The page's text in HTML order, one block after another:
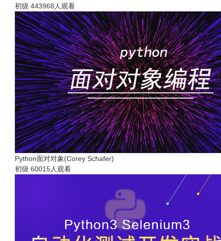
初级 443968人观看
Python面对对象(Corey Schafer)
初级 60015人观看